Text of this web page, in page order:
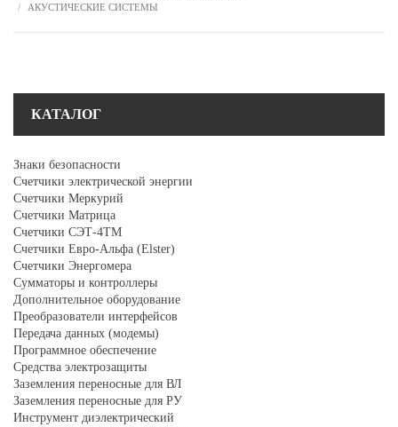
АКУСТИЧЕСКИЕ СИСТЕМЫ
КАТАЛОГ
Знаки безопасности
Счетчики электрической энергии
Счетчики Меркурий
Счетчики Матрица
Счетчики СЭТ-4ТМ
Счетчики Евро-Альфа (Elster)
Счетчики Энергомера
Сумматоры и контроллеры
Дополнительное оборудование
Преобразователи интерфейсов
Передача данных (модемы)
Программное обеспечение
Средства электрозащиты
Заземления переносные для ВЛ
Заземления переносные для РУ
Инструмент диэлектрический